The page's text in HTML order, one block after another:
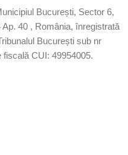
București, Sector 6,
40 , România, înregistrată
București sub nr
CUI: 49954005.